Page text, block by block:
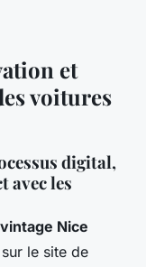
et
voitures
digital,
avec les
Nice
le site de